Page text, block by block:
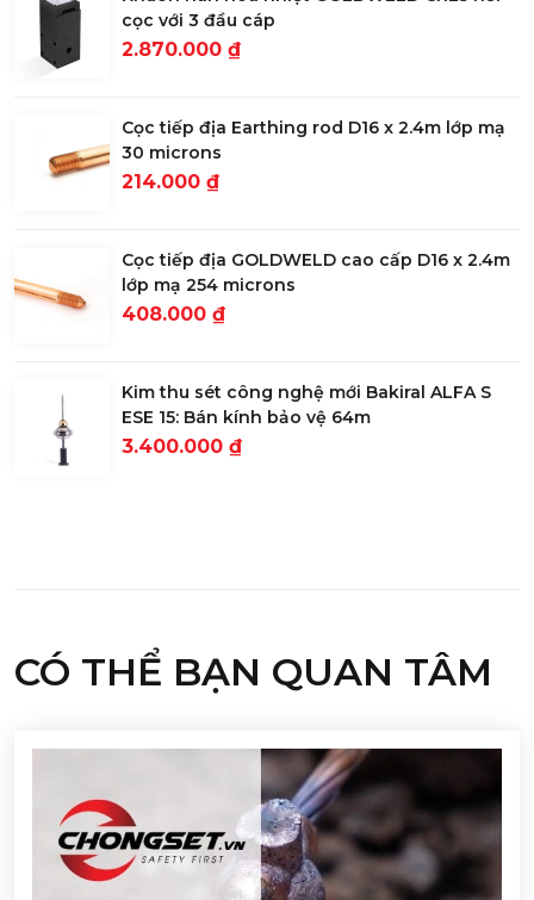
cọc với 3 đầu cáp
2.870.000 ₫
Cọc tiếp địa Earthing rod D16 x 2.4m lớp mạ
30 microns
214.000 ₫
Cọc tiếp địa GOLDWELD cao cấp D16 x 2.4m
lớp mạ 254 microns
408.000 ₫
Kim thu sét công nghệ mới Bakiral ALFA S
ESE 15: Bán kính bảo vệ 64m
3.400.000 ₫
CÓ THỂ BẠN QUAN TÂM